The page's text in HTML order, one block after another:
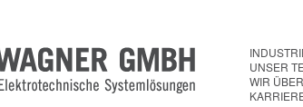
UNSER
WIR